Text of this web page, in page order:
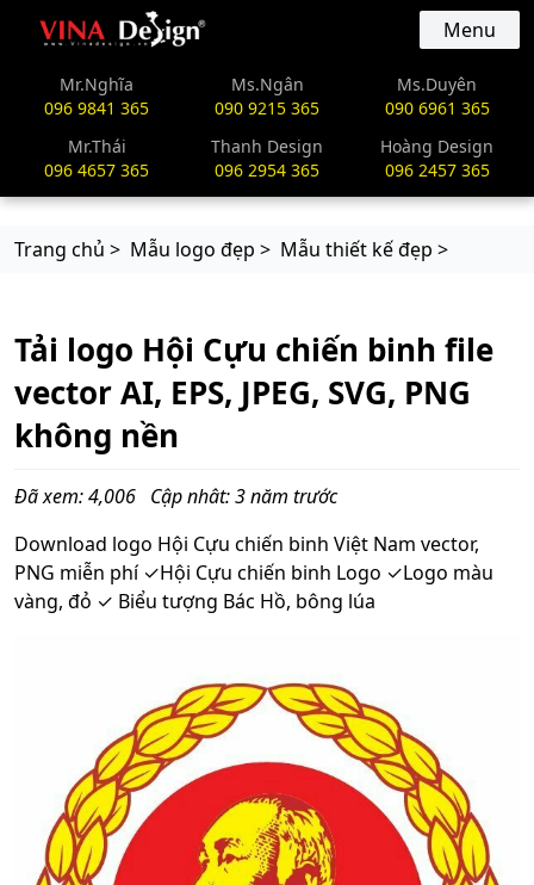
vinadesign.vn Menu
Mr.Nghĩa
096 9841 365
Ms.Ngân
090 9215 365
Ms.Duyên
090 6961 365
Mr.Thái
096 4657 365
Thanh Design
096 2954 365
Hoàng Design
096 2457 365
Trang chủ > Mẫu logo đẹp > Mẫu thiết kế đẹp >
Tải logo Hội Cựu chiến binh file
vector AI, EPS, JPEG, SVG, PNG
không nền
Đã xem: 4,006 Cập nhât: 3 năm trước
Download logo Hội Cựu chiến binh Việt Nam vector,
PNG miễn phí ✓Hội Cựu chiến binh Logo ✓Logo màu
vàng, đỏ ✓ Biểu tượng Bác Hồ, bông lúa